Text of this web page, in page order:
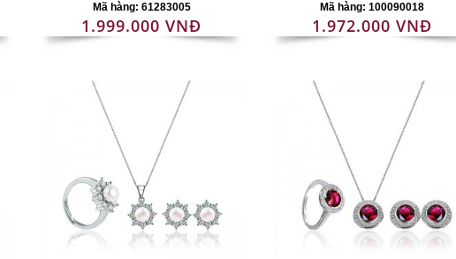
Mã hàng: 61283005
1.999.000 VNĐ
Mã hàng: 100090018
1.972.000 VNĐ